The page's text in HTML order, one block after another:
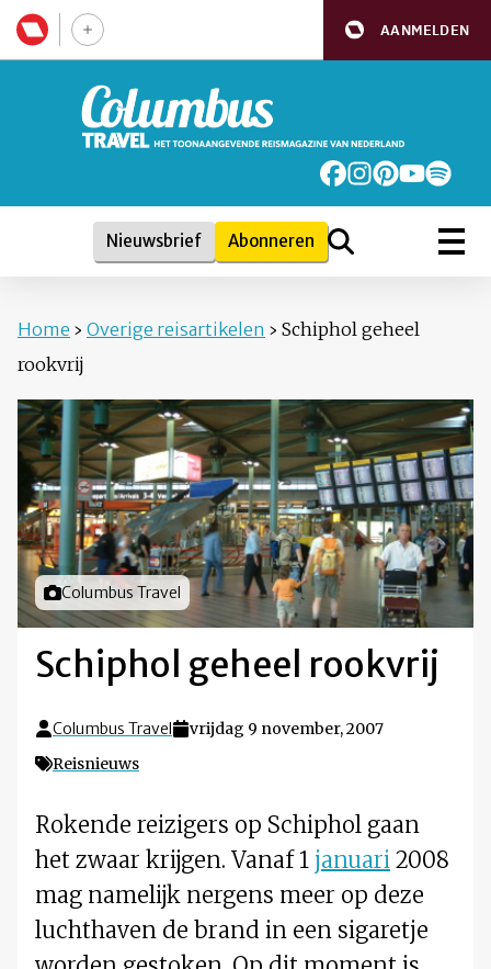
AANMELDEN
Nieuwsbrief Abonneren
Home › Overige reisartikelen › Schiphol geheel
rookvrij
Foto door
Columbus Travel
Schiphol geheel rookvrij
Columbus Travel
vrijdag 9 november, 2007
Reisnieuws
Rokende reizigers op Schiphol gaan
het zwaar krijgen. Vanaf 1 januari 2008
mag namelijk nergens meer op deze
luchthaven de brand in een sigaretje